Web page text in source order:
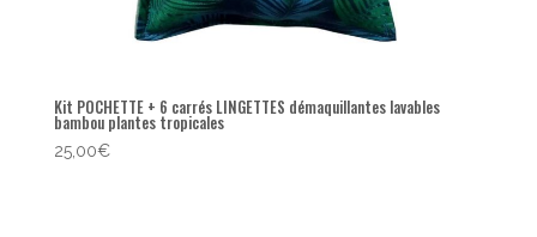
Kit POCHETTE + 6 carrés LINGETTES démaquillantes lavables
bambou plantes tropicales
25,00€